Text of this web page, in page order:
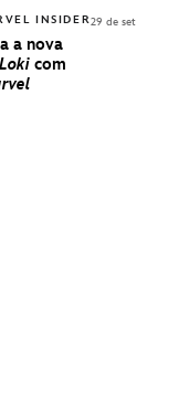
INSIDER
a nova
Loki com
29 de set